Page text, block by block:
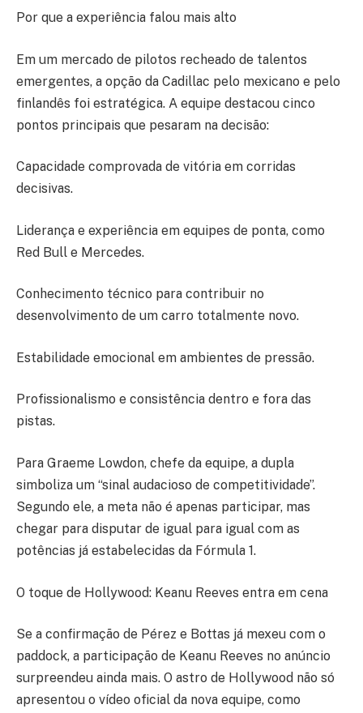
Por que a experiência falou mais alto
Em um mercado de pilotos recheado de talentos
emergentes, a opção da Cadillac pelo mexicano e pelo
finlandês foi estratégica. A equipe destacou cinco
pontos principais que pesaram na decisão:
Capacidade comprovada de vitória em corridas
decisivas.
Liderança e experiência em equipes de ponta, como
Red Bull e Mercedes.
Conhecimento técnico para contribuir no
desenvolvimento de um carro totalmente novo.
Estabilidade emocional em ambientes de pressão.
Profissionalismo e consistência dentro e fora das
pistas.
Para Graeme Lowdon, chefe da equipe, a dupla
simboliza um “sinal audacioso de competitividade”.
Segundo ele, a meta não é apenas participar, mas
chegar para disputar de igual para igual com as
potências já estabelecidas da Fórmula 1.
O toque de Hollywood: Keanu Reeves entra em cena
Se a confirmação de Pérez e Bottas já mexeu com o
paddock, a participação de Keanu Reeves no anúncio
surpreendeu ainda mais. O astro de Hollywood não só
apresentou o vídeo oficial da nova equipe, como